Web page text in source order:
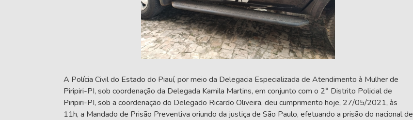
A Polícia Civil do Estado do Piauí, por meio da Delegacia Especializada de Atendimento à Mulher de
Piripiri-PI, sob coordenação da Delegada Kamila Martins, em conjunto com o 2° Distrito Policial de
Piripiri-PI, sob a coordenação do Delegado Ricardo Oliveira, deu cumprimento hoje, 27/05/2021, às
11h, a Mandado de Prisão Preventiva oriundo da justiça de São Paulo, efetuando a prisão do nacional de